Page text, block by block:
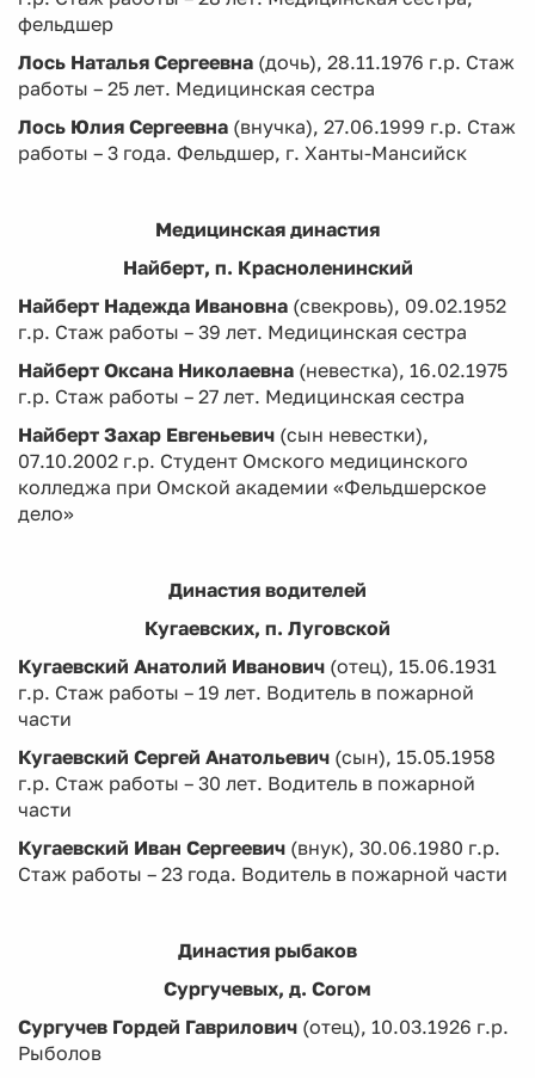
фельдшер
Лось Наталья Сергеевна (дочь), 28.11.1976 г.р. Стаж
работы – 25 лет. Медицинская сестра
Лось Юлия Сергеевна (внучка), 27.06.1999 г.р. Стаж
работы – 3 года. Фельдшер, г. Ханты-Мансийск
Медицинская династия
Найберт, п. Красноленинский
Найберт Надежда Ивановна (свекровь), 09.02.1952
г.р. Стаж работы – 39 лет. Медицинская сестра
Найберт Оксана Николаевна (невестка), 16.02.1975
г.р. Стаж работы – 27 лет. Медицинская сестра
Найберт Захар Евгеньевич (сын невестки),
07.10.2002 г.р. Студент Омского медицинского
колледжа при Омской академии «Фельдшерское
дело»
Династия водителей
Кугаевских, п. Луговской
Кугаевский Анатолий Иванович (отец), 15.06.1931
г.р. Стаж работы – 19 лет. Водитель в пожарной
части
Кугаевский Сергей Анатольевич (сын), 15.05.1958
г.р. Стаж работы – 30 лет. Водитель в пожарной
части
Кугаевский Иван Сергеевич (внук), 30.06.1980 г.р.
Стаж работы – 23 года. Водитель в пожарной части
Династия рыбаков
Сургучевых, д. Согом
Сургучев Гордей Гаврилович (отец), 10.03.1926 г.р.
Рыболов